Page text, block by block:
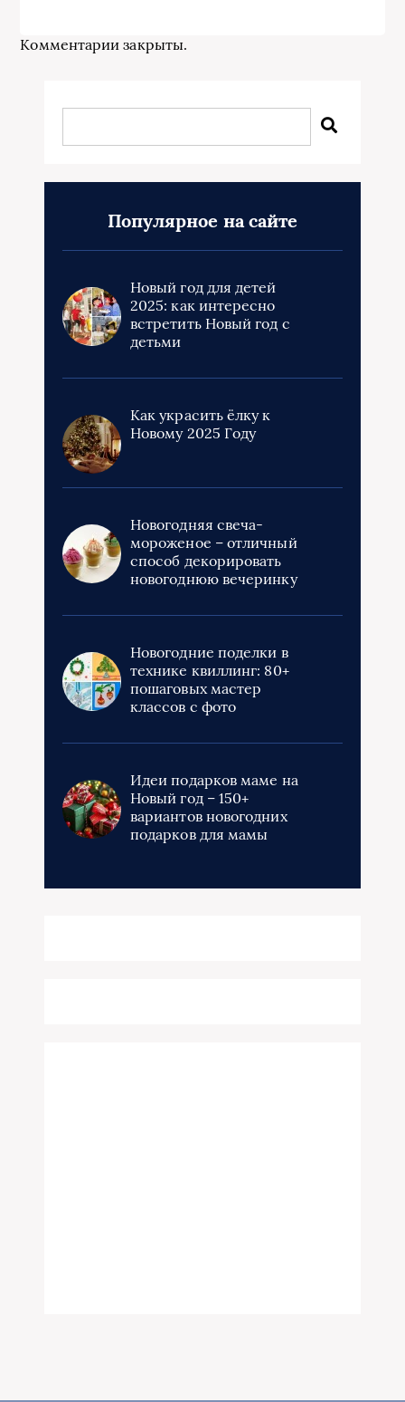
Комментарии закрыты.
Популярное на сайте
Новый год для детей
2025: как интересно
встретить Новый год с
детьми
Как украсить ёлку к
Новому 2025 Году
Новогодняя свеча-
мороженое – отличный
способ декорировать
новогоднюю вечеринку
Новогодние поделки в
технике квиллинг: 80+
пошаговых мастер
классов с фото
Идеи подарков маме на
Новый год – 150+
вариантов новогодних
подарков для мамы